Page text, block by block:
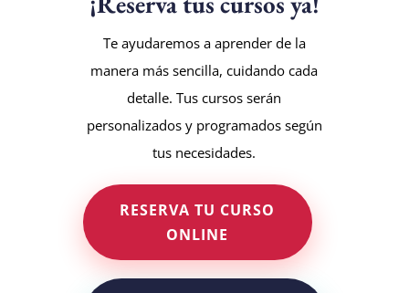
Te ayudaremos a aprender de la
manera más sencilla, cuidando cada
detalle. Tus cursos serán
personalizados y programados según
tus necesidades.
RESERVA TU CURSO
ONLINE